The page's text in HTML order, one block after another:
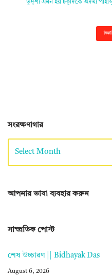
ভূদৃশ্য এমন হয় চতুর্দিকে অদম্য
সংরক্ষণাগার
আপনার ভাষা ব্যবহার করুন
সাম্প্রতিক পোস্ট
শেষ উচ্চারণ || Bidhayak Das
August 6, 2026